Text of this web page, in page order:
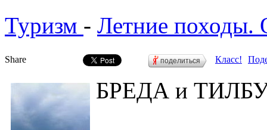
Туризм - Летние походы.
Share поделиться Класс!
БРЕДА и